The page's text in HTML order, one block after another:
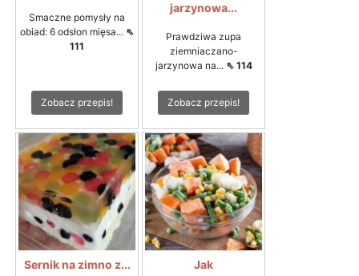
Smaczne pomysły na
obiad: 6 odsłon mięsa... ⇖
111
Zobacz przepis!
jarzynowa...
Prawdziwa zupa
ziemniaczano-
jarzynowa na... ⇖ 114
Zobacz przepis!
Sernik na zimno z...
Jak